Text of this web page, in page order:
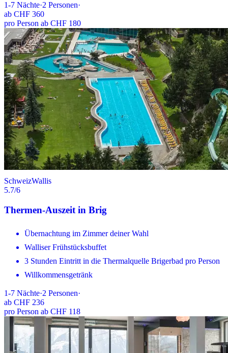
1-7 Nächte·2 Personen·
ab CHF 360
pro Person ab CHF 180
SchweizWallis
5.7/6
Thermen-Auszeit in Brig
Übernachtung im Zimmer deiner Wahl
Walliser Frühstücksbuffet
3 Stunden Eintritt in die Thermalquelle Brigerbad pro Person
Willkommensgetränk
1-7 Nächte·2 Personen·
ab CHF 236
pro Person ab CHF 118